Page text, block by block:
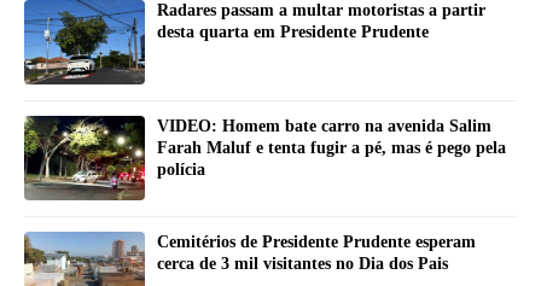
Radares passam a multar motoristas a partir
desta quarta em Presidente Prudente
VIDEO: Homem bate carro na avenida Salim
Farah Maluf e tenta fugir a pé, mas é pego pela
polícia
Cemitérios de Presidente Prudente esperam
cerca de 3 mil visitantes no Dia dos Pais